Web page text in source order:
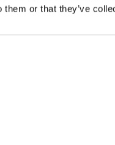
them or that they’ve